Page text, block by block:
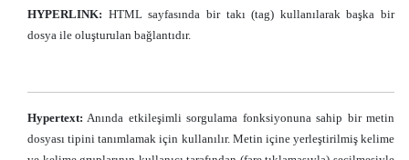
HYPERLINK: HTML sayfasında bir takı (tag) kullanılarak başka bir
dosya ile oluşturulan bağlantıdır.
Hypertext: Anında etkileşimli sorgulama fonksiyonuna sahip bir metin
dosyası tipini tanımlamak için kullanılır. Metin içine yerleştirilmiş kelime